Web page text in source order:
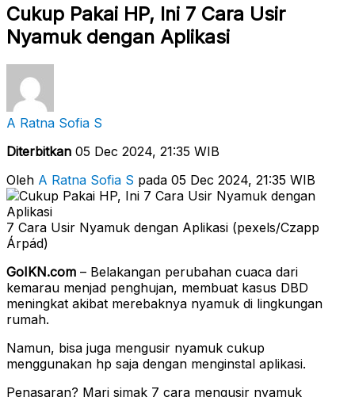
Cukup Pakai HP, Ini 7 Cara Usir
Nyamuk dengan Aplikasi
A Ratna Sofia S
Diterbitkan 05 Dec 2024, 21:35 WIB
Oleh A Ratna Sofia S pada 05 Dec 2024, 21:35 WIB
7 Cara Usir Nyamuk dengan Aplikasi (pexels/Czapp
Árpád)
GoIKN.com – Belakangan perubahan cuaca dari
kemarau menjad penghujan, membuat kasus DBD
meningkat akibat merebaknya nyamuk di lingkungan
rumah.
Namun, bisa juga mengusir nyamuk cukup
menggunakan hp saja dengan menginstal aplikasi.
Penasaran? Mari simak 7 cara mengusir nyamuk